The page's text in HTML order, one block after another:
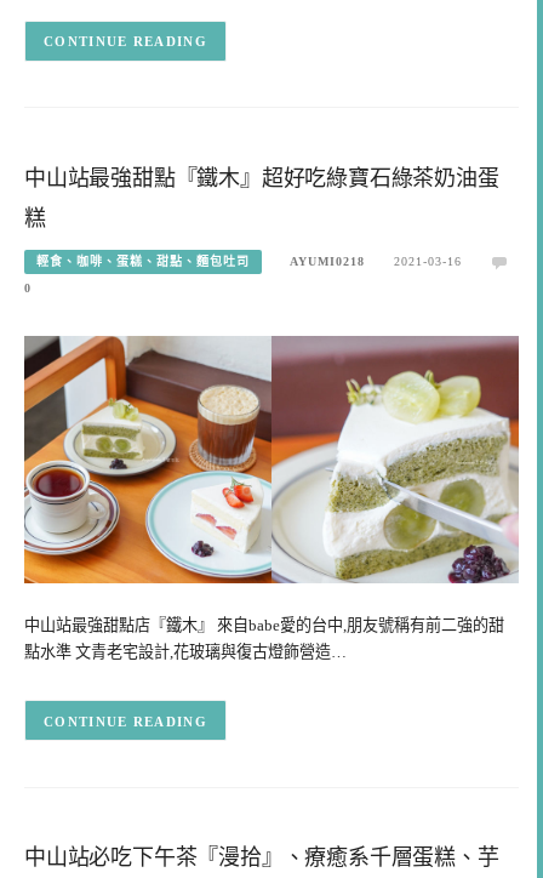
CONTINUE READING
中山站最強甜點『鐵木』超好吃綠寶石綠茶奶油蛋
糕
輕食、咖啡、蛋糕、甜點、麵包吐司 AYUMI0218
2021-03-16
0
中山站最強甜點店『鐵木』 來自babe愛的台中,朋友號稱有前二強的甜
點水準 文青老宅設計,花玻璃與復古燈飾營造…
CONTINUE READING
中山站必吃下午茶『漫拾』、療癒系千層蛋糕、芋